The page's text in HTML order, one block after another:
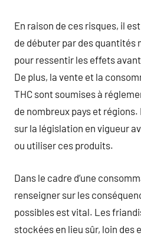
En raison de ces risques, il
de débuter par des quantités
pour ressentir les effets
De plus, la vente et la
THC sont soumises à
de nombreux pays et
sur la législation en vigueur
ou utiliser ces produits.
Dans le cadre d’une
renseigner sur les
possibles est vital. Les
stockées en lieu sûr, loin des